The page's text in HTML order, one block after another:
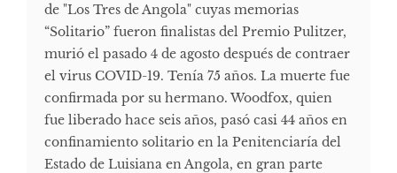
de "Los Tres de Angola" cuyas memorias
“Solitario” fueron finalistas del Premio Pulitzer,
murió el pasado 4 de agosto después de contraer
el virus COVID-19. Tenía 75 años. La muerte fue
confirmada por su hermano. Woodfox, quien
fue liberado hace seis años, pasó casi 44 años en
confinamiento solitario en la Penitenciaría del
Estado de Luisiana en Angola, en gran parte